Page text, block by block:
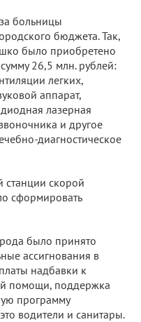
больницы
бюджета. Так,
было приобретено
26,5 млн. рублей:
легких,
аппарат,
лазерная
и другое
диагностическое
станции скорой
сформировать
было принято
ассигнования в
надбавки к
помощи, поддержка
программу
водители и санитары.